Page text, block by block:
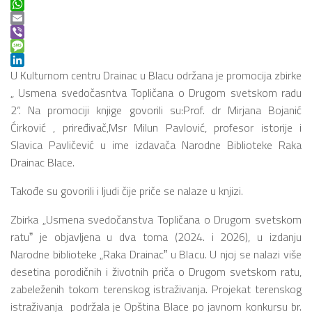
Twitter
WhatsApp
Email
Viber
Message
LinkedIn
U Kulturnom centru Drainac u Blacu održana je promocija zbirke
„ Usmena svedočasntva Topličana o Drugom svetskom radu
2“. Na promociji knjige govorili su:Prof. dr Mirjana Bojanić
Ćirković , priređivač,Msr Milun Pavlović, profesor istorije i
Slavica Pavličević u ime izdavača Narodne Biblioteke Raka
Drainac Blace.
Takođe su govorili i ljudi čije priče se nalaze u knjizi.
Zbirka „Usmena svedočanstva Topličana o Drugom svetskom
ratuˮ je objavljena u dva toma (2024. i 2026), u izdanju
Narodne biblioteke „Raka Drainacˮ u Blacu. U njoj se nalazi više
desetina porodičnih i životnih priča o Drugom svetskom ratu,
zabeleženih tokom terenskog istraživanja. Projekat terenskog
istraživanja podržala je Opština Blace po javnom konkursu br.